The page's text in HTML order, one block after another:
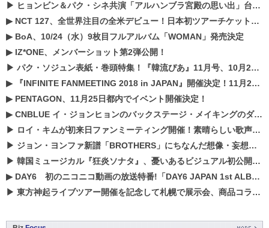
▶ ヒョンビン＆パク・シネ共演「アルハンブラ宮殿の思い出」台本読み現場を公開
▶ NCT 127、全世界注目の全米デビュー！日本初ツアーチケットが早くもプレミア化！？
▶ BoA、10/24（水）9枚目フルアルバム「WOMAN」発売決定
▶ IZ*ONE、メンバーショット第2弾公開！
▶ パク・ソジュン表紙・巻頭特集！『韓流ぴあ』11月号、10月22日（月）発売！
▶
『INFINITE FANMEETING 2018 in JAPAN』開催決定！11月21、22日にパシフィコ横浜にて実施
▶ PENTAGON、11月25日都内でイベント開催決定！
▶CNBLUE イ・ジョンヒョンのバックステージ・メイキングのダイジェスト映像が公開！
▶ ロイ・キムが初来日ファンミーティング開催！素晴らしい歌声に癒される贅沢な時間
▶ ジョン・ヨンファ新譜「BROTHERS」にちなんだ想像・妄想企画がスタート！
▶ 韓国ミュージカル『狂炎ソナタ』、憂いある​ビジュアル初公開!! 主役リョウク、SHIN、KENらのコメントが到着！
▶ DAY6 初のニコニコ動画の放送特番!「DAY6 JAPAN 1st ALBUM「UNLOCK」発売記念 ライブ@ニコ生」を配信決定!
▶ 東方神起ライブツアー開催を記念して札幌で展示会、商品コラボが実現！！